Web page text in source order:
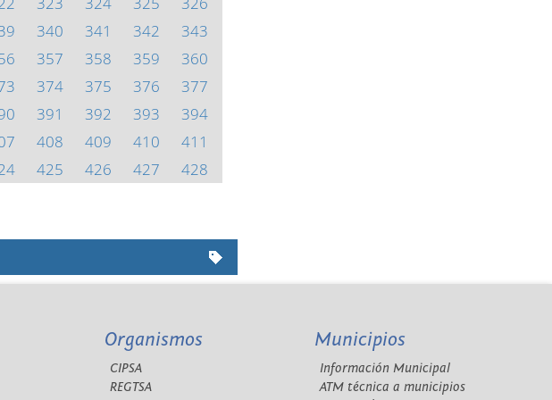
340 341 342
343
357 358 359
360
374 375 376
377
391 392 393
394
408 409 410
411
425 426 427
428
Organismos
CIPSA
REGTSA
Municipios
Información Municipal
ATM técnica a municipios